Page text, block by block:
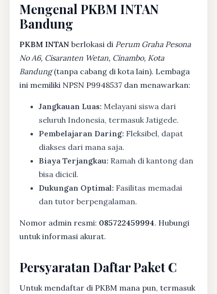
Mengenal PKBM INTAN
Bandung
PKBM INTAN berlokasi di Perum Graha Pesona
No A6, Cisaranten Wetan, Cinambo, Kota
Bandung(tanpa cabang di kota lain). Lembaga
ini memiliki NPSN P9948537 dan menawarkan:
Jangkauan Luas: Melayani siswa dari
seluruh Indonesia, termasuk Jatigede.
Pembelajaran Daring: Fleksibel, dapat
diakses dari mana saja.
Biaya Terjangkau: Ramah di kantong dan
bisa dicicil.
Dukungan Optimal: Fasilitas memadai
dan tutor berpengalaman.
Nomor admin resmi: 085722459994. Hubungi
untuk informasi akurat.
Persyaratan Daftar Paket C
Untuk mendaftar di PKBM mana pun, termasuk